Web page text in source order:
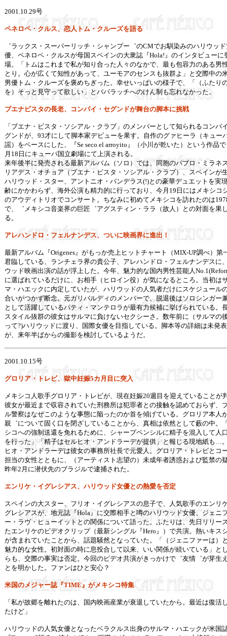
2001.10.29号
ペネロペ・クルス、恋人トム・クルーズを語る
゛ラックス・スーパーリッチ・シャンプー゛のCMでお馴染みのハリウッ
優、ペネロペ・クルスが母国スペインの大衆誌『Hola!』のインタビューに
場。「トムはこれまで私が知り合った人々のなかで、最も包容力のある男
とり。心が広くて知性があって、ユーモアのセンスも抜群よ」と交際中の
男優トム・クルーズを褒めちぎった。幸せいっぱいの様子で、「（ふたり
を）そっと見守って欲しい」とパパラッチへのけん制も忘れなかった。
ブエナビスタの長老、コンパイ・セグンドが舞台の脚本に挑戦
「ブエナ・ビスタ・ソシアル・クラブ」のメンバーとして知られるコンパ
グンドが、93才にして脚本家デビューを果す。自作のグァヒーラ（キュー
謡）をベースにした、『Se seco el arroyito』（小川が乾いた）という作品
月18日にキューバ国立劇場にて上演される。
来年後半に発売される最新アルバム（ソロ）では、同胞のパブロ・ミラネ
リアデス・オチョア（ブエナ・ビスタ・ソシアル・クラブ）、スペインが
ハリウッド・スター、アントニオ・バンデラス(!)との豪華デュエットを実
齢にかかわらず、海外公演も精力的に行っており、今月19日にはメキシコ
のアウディトリオでコンサート。ちなみに初めてメキシコを訪れたのは
で、゛メキシコ音楽界の巨匠゛アグスティン・ララ（故人）との対面を果
る。
アレハンドロ・フェルナンデス、ついに映画界に進出！
最新アルバム『Origenes』がもっか売上ヒットチャート（MIX-UP調べ）第
君臨している、ランチェラ界の貴公子、アレハンドロ・フェルナンデスに
ウッド映画出演の話が浮上した。今年、魅力的な国内男性芸能人
に選ばれているだけに、お相手（ヒロイン役）が気になるところ。当初は
マ・ハエックに内定していたが、ハリウッドの人気者だけにスケジュール
合いがつかず断念。元ガリバルディのメンバーで、脱退後はソロシンガー
として活躍しているパティ・マンテロラが最有力候補に挙げられている。
スタイル抜群の彼女はサルマに負けないセクシーさ。数年前に（サルマの
って?)ハリウッドに渡り、国際女優を目指している。脚本等の詳細は未発
が、来年半ばからの撮影を検討しているようだ。
2001.10.15号
グロリア・トレビ、獄中妊娠5カ月目に突入
メキシコ人歌手グロリア・トレビが、現在妊娠20週目を迎えていることが
彼女が最近まで収容されていた刑務所は犯罪者との接触を認めておらず、
ル警察はなぜこのような事態に陥ったのか首を傾げている。グロリア本人
親゛について固く口を閉ざしていることから、真相は依然として藪の中。
シコへの強制送還を免れるために、シャープペンシルに精子を混入して人
を行った」「精子はセルヒオ・アンドラーデが提供」と報じる現地紙も…
ヒオ・アンドラーデは彼女の事務所社長で元愛人。グロリア・トレビとコ
担当の女性とともに、（アーティスト志望の）未成年者誘惑および監禁の
昨年2月に潜伏先のブラジルで逮捕された。
エンリケ・イグレシアス、ハリウッド女優との熱愛を否定
スペインの大スター、フリオ・イグレシアスの息子で、人気歌手のエンリ
グレシアスが、地元誌『Hola』に交際相手と噂のハリウッド女優、ジェニ
ー・ラヴ・ヒューイットとの関係について語った。ふたりは、先日リリー
たエンリケのビデオクリップ（最新シングル『Hero』）で共演。熱いキス
が含まれていたことから、話題騒然となっていた。「（ジェニファーは）
魅力的な女性。初対面の時に息投合して以来、いい関係が続いている」と
らも、交際の事実は否定。今回のビデオ共演がきっかけで゛友情゛が芽生
とを明かした。ファンはひと安心？
米国のメジャー誌『TIME』がメキシコ特集
「私が故郷を離れたのは、国内映画産業が衰退していたから。最近は復活
たけど」
ハリウッドの人気女優となったベラクルス出身のサルマ・ハエックが米国